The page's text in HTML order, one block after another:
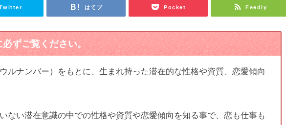
はてブ Pocket Feedly
ずご覧ください。
ルナンバー）をもとに、生まれ持った潜在的な性格や資質、恋愛傾向
ない潜在意識の中での性格や資質や恋愛傾向を知る事で、恋も仕事も